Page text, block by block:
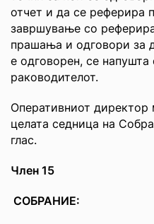
отчет и да се реферира
завршување со
прашања и одговори за
е одговорен, се
раководителот.
Оперативниот
целата седница на
глас.
Член 15
СОБРАНИЕ: